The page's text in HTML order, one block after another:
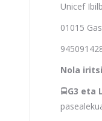
Unicef
01015
Nola
🚍G3 eta